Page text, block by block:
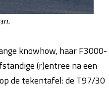
knowhow, haar F3000-
(r)entree na een
de tekentafel: de T97/30